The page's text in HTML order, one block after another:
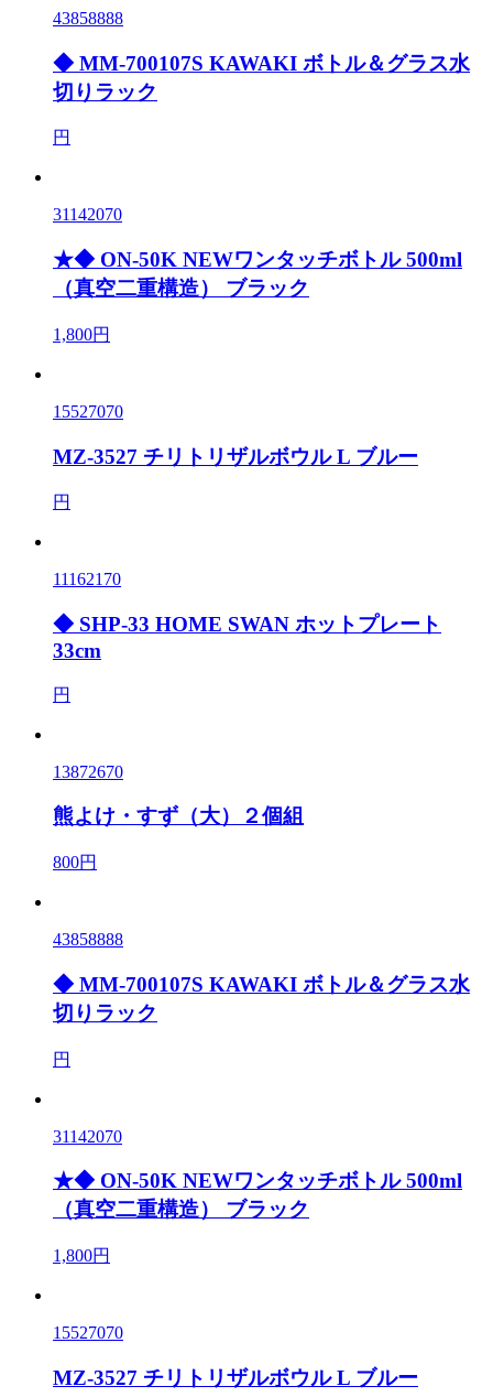
43858888
◆ MM-700107S KAWAKI ボトル＆グラス水
切りラック
円
31142070
★◆ ON-50K NEWワンタッチボトル 500ml
（真空二重構造） ブラック
1,800円
15527070
MZ-3527 チリトリザルボウル L ブルー
円
11162170
◆ SHP-33 HOME SWAN ホットプレート
33cm
円
13872670
熊よけ・すず（大）２個組
800円
43858888
◆ MM-700107S KAWAKI ボトル＆グラス水
切りラック
円
31142070
★◆ ON-50K NEWワンタッチボトル 500ml
（真空二重構造） ブラック
1,800円
15527070
MZ-3527 チリトリザルボウル L ブルー